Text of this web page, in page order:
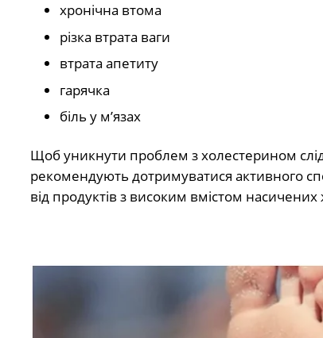
хронічна втома
різка втрата ваги
втрата апетиту
гарячка
біль у м’язах
Щоб уникнути проблем з холестерином
рекомендують дотримуватися активного
від продуктів з високим вмістом насичених